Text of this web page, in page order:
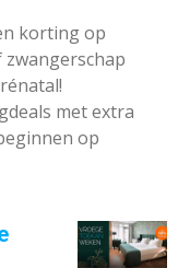
korting op
met extra
op